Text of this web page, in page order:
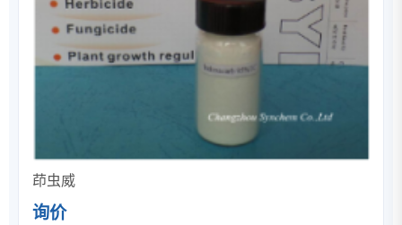
茚虫威
询价